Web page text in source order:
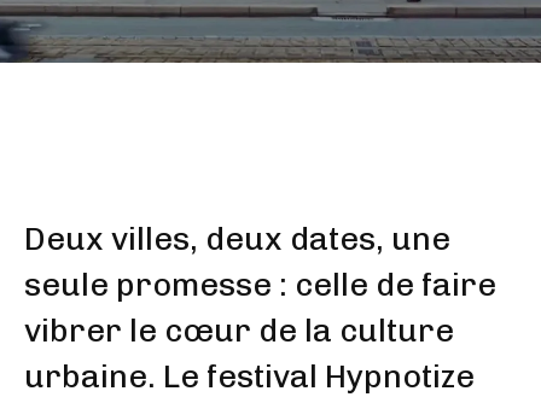
Deux villes, deux dates, une
seule promesse : celle de faire
vibrer le cœur de la culture
urbaine. Le festival Hypnotize